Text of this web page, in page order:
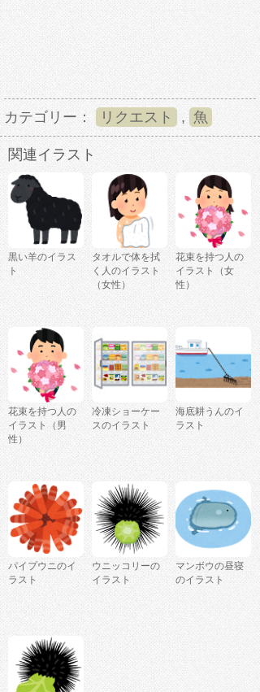
カテゴリー： リクエスト , 魚
関連イラスト
黒い羊のイラス
ト
タオルで体を拭
く人のイラスト
（女性）
花束を持つ人の
イラスト（女
性）
花束を持つ人の
イラスト（男
性）
冷凍ショーケー
スのイラスト
海底耕うんのイ
ラスト
パイプウニのイ
ラスト
ウニッコリーの
イラスト
マンボウの昼寝
のイラスト